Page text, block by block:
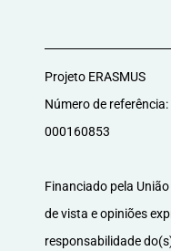
Projeto ERASMUS
Número de
000160853
Financiado pela
de vista e opiniões
responsabilidade